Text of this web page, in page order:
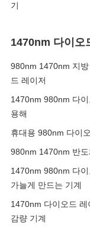
기
1470nm 다이오
980nm 1470nm 지
드 레이저
1470nm 980nm 다
용해
휴대용 980nm 다이
980nm 1470nm 반
1470nm 980nm 다
가늘게 만드는 기계
1470nm 다이오드
감량 기계